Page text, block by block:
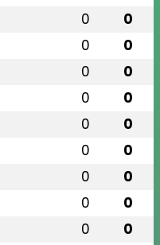
0 0
0 0
0 0
0 0
0 0
0 0
0 0
0 0
0 0